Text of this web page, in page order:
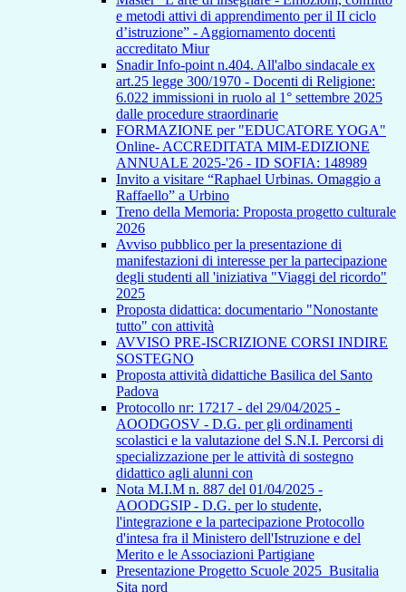
e metodi attivi di apprendimento per il II ciclo
d’istruzione” - Aggiornamento docenti
accreditato Miur
Snadir Info-point n.404. All'albo sindacale ex
art.25 legge 300/1970 - Docenti di Religione:
6.022 immissioni in ruolo al 1° settembre 2025
dalle procedure straordinarie
FORMAZIONE per "EDUCATORE YOGA"
Online- ACCREDITATA MIM-EDIZIONE
ANNUALE 2025-'26 - ID SOFIA: 148989
Invito a visitare “Raphael Urbinas. Omaggio a
Raffaello” a Urbino
Treno della Memoria: Proposta progetto culturale
2026
Avviso pubblico per la presentazione di
manifestazioni di interesse per la partecipazione
degli studenti all 'iniziativa "Viaggi del ricordo"
2025
Proposta didattica: documentario "Nonostante
tutto" con attività
AVVISO PRE-ISCRIZIONE CORSI INDIRE
SOSTEGNO
Proposta attività didattiche Basilica del Santo
Padova
Protocollo nr: 17217 - del 29/04/2025 -
AOODGOSV - D.G. per gli ordinamenti
scolastici e la valutazione del S.N.I. Percorsi di
specializzazione per le attività di sostegno
didattico agli alunni con
Nota M.I.M n. 887 del 01/04/2025 -
AOODGSIP - D.G. per lo studente,
l'integrazione e la partecipazione Protocollo
d'intesa fra il Ministero dell'Istruzione e del
Merito e le Associazioni Partigiane
Presentazione Progetto Scuole 2025_Busitalia
Sita nord